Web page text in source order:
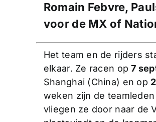
Romain Febvre,
voor de MX of
Het team en de rijders
elkaar. Ze racen op7
Shanghai (China) en op
weken zijn de
vliegen ze door naar de